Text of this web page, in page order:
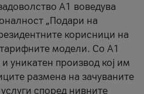
А1 воведува
„Подари на
корисници на
модели. Со A1
уникатен производ кој им
размена на зачуваните
услуги според нивните